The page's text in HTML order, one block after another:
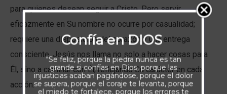
para quienes desean seguir a Cristo. Pero servir
eficazmente en Su nombre no ocurre por casualidad;
requiere una disposición del corazón y una entrega
consciente. Jesús nos llama no solo a hacer cosas para
Él, sino a caminar con Él, reflejando Su carácter en cada
acción.
Confía en DIOS
"Se feliz, porque la piedra nunca es tan
grande si confías en Dios, porque las
injusticias acaban pagándose, porque el dolor
se supera, porque el coraje te levanta, porque
el miedo te fortalece, porque los errores te